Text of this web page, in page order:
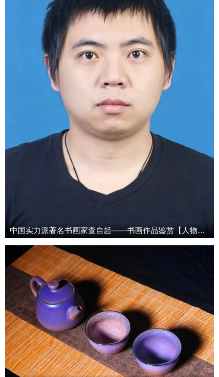
中国实力派著名书画家查自起——书画作品鉴赏【人物艺术专访】